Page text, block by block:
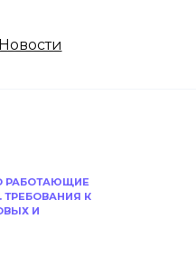
Новости
РАБОТАЮЩИЕ
К
И